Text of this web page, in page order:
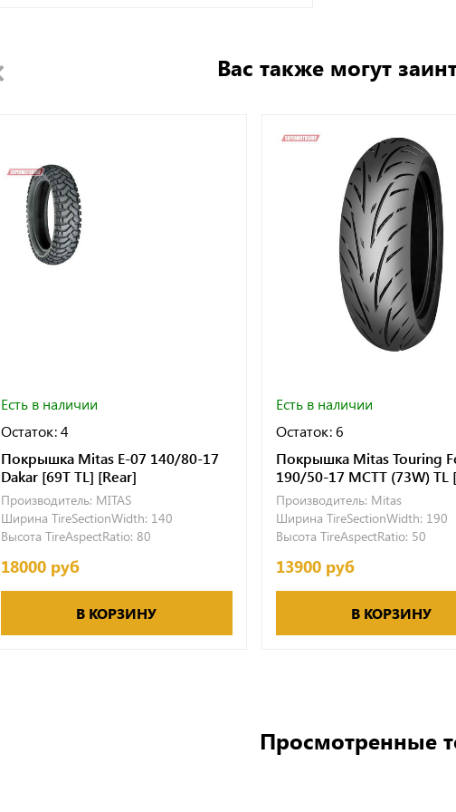
Вас также могут
Есть в наличии
Остаток: 4
Покрышка Mitas E-07 140/80-17
Dakar [69T TL] [Rear]
Производитель: MITAS
Ширина TireSectionWidth: 140
Высота TireAspectRatio: 80
18000 руб
В КОРЗИНУ
Есть в наличии
Остаток: 6
Покрышка Mitas Touring
190/50-17 MCTT (73W) TL
Производитель: Mitas
Ширина TireSectionWidth: 190
Высота TireAspectRatio: 50
13900 руб
В КОРЗИНУ
Просмотренные